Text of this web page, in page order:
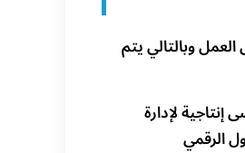
وبالتالي يتم
لإدارة